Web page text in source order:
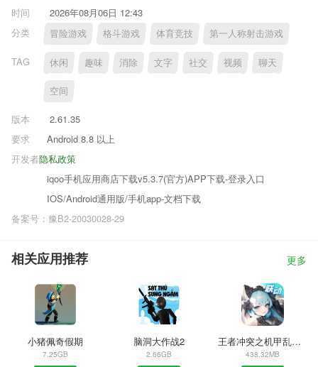
时间
2026年08月06日 12:43
分类
冒险游戏 格斗游戏 体育竞技 第一人称射击游戏
TAG 休闲 趣味 消除 文字 社交 视频 聊天
空间
版本
2.61.35
要求
Android 8.8 以上
隐私政策
开发者
iqoo手机应用商店下载v5.3.7(官方)APP下载-登录入口
IOS/Android通用版/手机app-文档下载
备案号：豫B2-20030028-29
相关应用推荐 更多
小猪佩奇假期
7.25GB
脑洞大作战2
2.66GB
王者冲突之机甲乱斗游戏
438.32MB